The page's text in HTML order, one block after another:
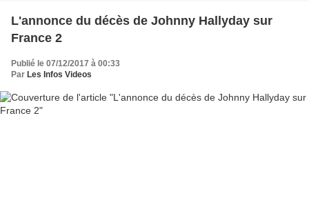
L'annonce du décès de Johnny Hallyday sur
France 2
Publié le 07/12/2017 à 00:33
Par Les Infos Videos